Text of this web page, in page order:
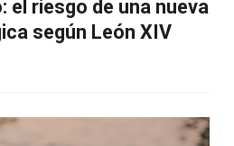
el riesgo de una nueva
según León XIV